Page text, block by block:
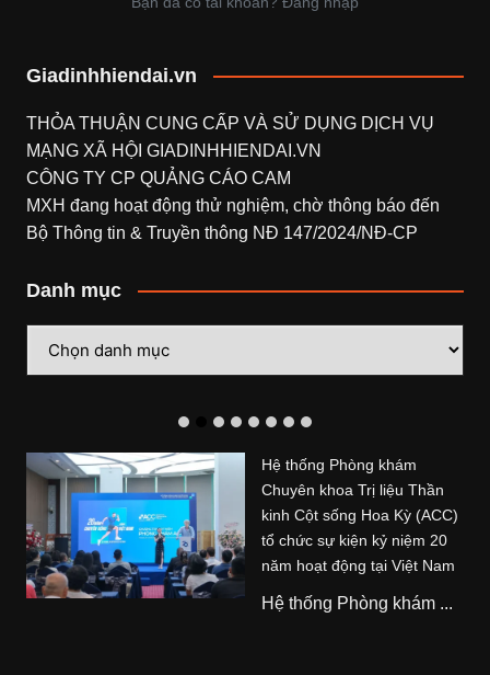
Giadinhhiendai.vn
THỎA THUẬN CUNG CẤP VÀ SỬ DỤNG DỊCH VỤ
MẠNG XÃ HỘI GIADINHHIENDAI.VN
CÔNG TY CP QUẢNG CÁO CAM
MXH đang hoạt động thử nghiệm, chờ thông báo đến
Bộ Thông tin & Truyền thông NĐ 147/2024/NĐ-CP
Danh mục
mục
Hệ thống Phòng khám
Chuyên khoa Trị liệu Thần
kinh Cột sống Hoa Kỳ (ACC)
tổ chức sự kiện kỷ niệm 20
năm hoạt động tại Việt Nam
Hệ thống Phòng khám ...